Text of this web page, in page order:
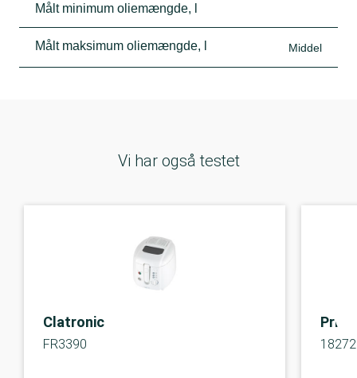
Målt minimum oliemængde, l
Målt maksimum oliemængde, l Middel
Vi har også testet
Clatronic
FR3390